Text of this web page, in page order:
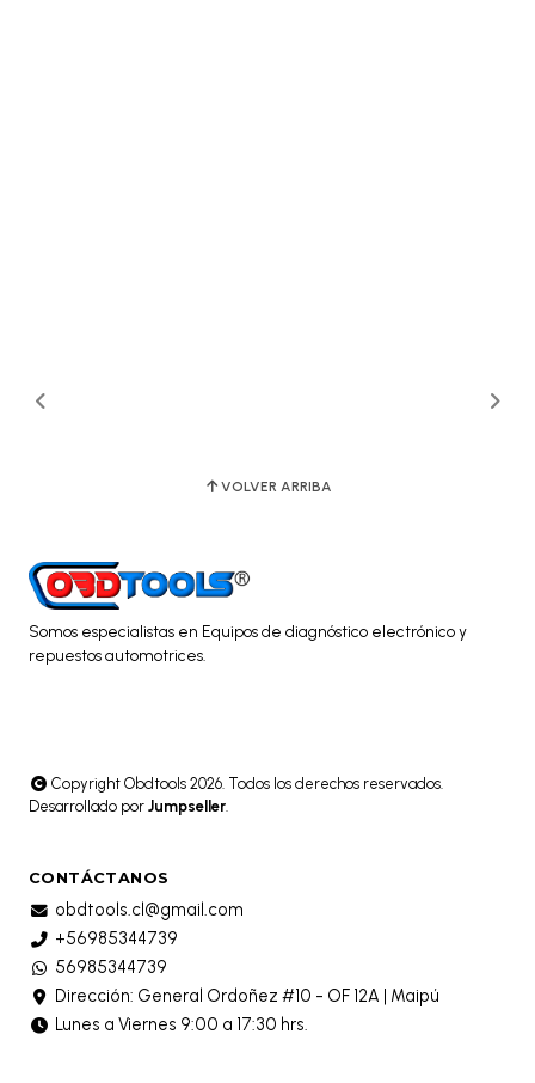
VOLVER ARRIBA
Somos especialistas en Equipos de diagnóstico electrónico y
repuestos automotrices.
Copyright Obdtools 2026. Todos los derechos reservados.
Desarrollado por Jumpseller.
CONTÁCTANOS
obdtools.cl@gmail.com
+56985344739
56985344739
Dirección: General Ordoñez #10 - OF 12A | Maipú
Lunes a Viernes 9:00 a 17:30 hrs.